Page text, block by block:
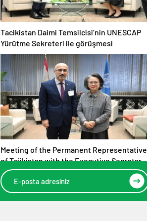
Tacikistan Daimi Temsilcisi’nin UNESCAP
Yürütme Sekreteri ile görüşmesi
Meeting of the Permanent Representative
of Tajikistan with the Executive Secretary
of UNESCAP